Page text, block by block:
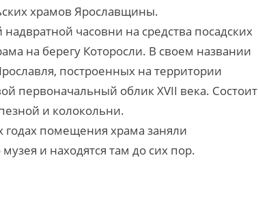
храмов Ярославщины.
часовни на средства посадских
на берегу Которосли. В своем названии
построенных на территории
первоначальный облик XVII века. Состоит
и колокольни.
годах помещения храма заняли
и находятся там до сих пор.